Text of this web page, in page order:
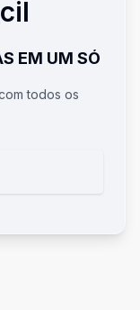
EM UM SÓ
todos os